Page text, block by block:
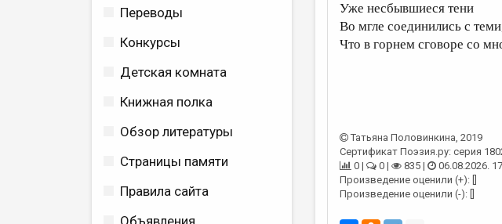
Переводы
Конкурсы
Детская комната
Книжная полка
Обзор литературы
Страницы памяти
Правила сайта
Объявления
Уже несбывшиеся тени
Во мгле соединились с
Что в горнем сговоре со
Татьяна Половинкина, 2019
Сертификат Поэзия.ру: серия
0 |
0 | 835 |
06.08.2026.
Произведение оценили (+): []
Произведение оценили (-): []